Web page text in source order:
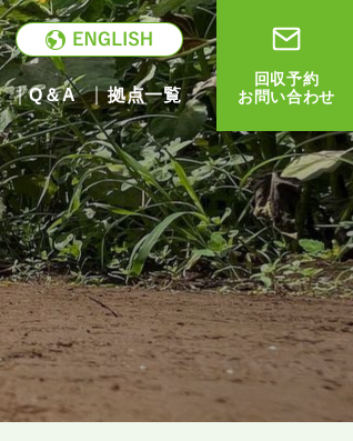
Q＆A 拠点一覧
回収予約
お問い合わせ